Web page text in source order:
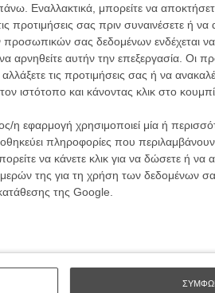
Εναλλακτικά, μπορείτε να
προτιμήσεις σας πριν συναινέσετε ή να
σας δεδομένων ενδέχεται να
αρνηθείτε αυτήν την επεξεργασία. Οι
τις προτιμήσεις σας ή να
ιστότοπο και κάνοντας κλικ στο
η εφαρμογή χρησιμοποιεί μία ή
πληροφορίες που περιλαμβάνουν,
να κάνετε κλικ για να δώσετε ή να
μερών της για τη χρήση των δεδομένων
της Google.
διπλωμάτης Γιόαν
να δραπετεύσει) ο Ζερόμ
κατασκοπικό θρίλερ, με
ζει έναν παρόμοιο, αλλά πιο
μπλέκει σ' ένα σύμπαν
δικηγόρων που μιλούν σπαστά
Ρωσίδας κατασκόπου, που
σκοτεινή, υποβλητική
και η τίμια «action hero της
τη σύνδεσή μας με την
αγωνία.